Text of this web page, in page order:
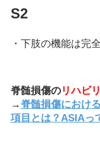
S2
・下肢の機能は完全
脊髄損傷のリハビ
→脊髄損傷におけ
項目とは？ASIAっ